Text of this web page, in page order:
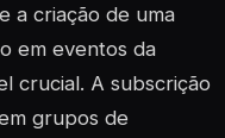
a criação de uma
em eventos da
crucial. A subscrição
grupos de